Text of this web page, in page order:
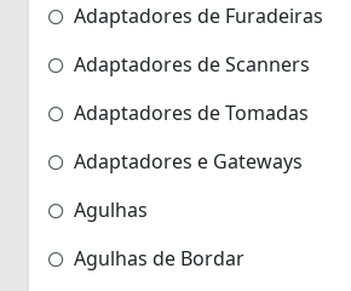
Adaptadores de Furadeiras
Adaptadores de Scanners
Adaptadores de Tomadas
Adaptadores e Gateways
Agulhas
Agulhas de Bordar